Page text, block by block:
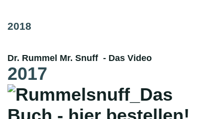
2018
Dr. Rummel Mr. Snuff - Das Video
2017